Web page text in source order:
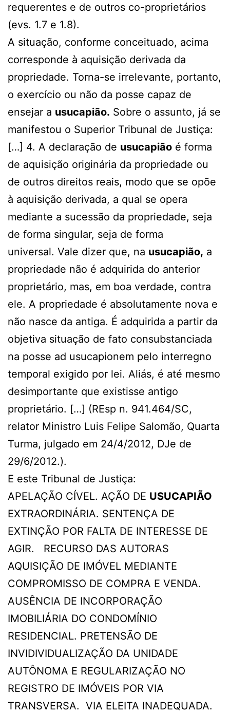
requerentes e de outros co-proprietários
(evs. 1.7 e 1.8).
A situação, conforme conceituado, acima
corresponde à aquisição derivada da
propriedade. Torna-se irrelevante, portanto,
o exercício ou não da posse capaz de
ensejar a usucapião. Sobre o assunto, já se
manifestou o Superior Tribunal de Justiça:
[…] 4. A declaração de usucapião é forma
de aquisição originária da propriedade ou
de outros direitos reais, modo que se opõe
à aquisição derivada, a qual se opera
mediante a sucessão da propriedade, seja
de forma singular, seja de forma
universal. Vale dizer que, na usucapião, a
propriedade não é adquirida do anterior
proprietário, mas, em boa verdade, contra
ele. A propriedade é absolutamente nova e
não nasce da antiga. É adquirida a partir da
objetiva situação de fato consubstanciada
na posse ad usucapionem pelo interregno
temporal exigido por lei. Aliás, é até mesmo
desimportante que existisse antigo
proprietário. […] (REsp n. 941.464/SC,
relator Ministro Luis Felipe Salomão, Quarta
Turma, julgado em 24/4/2012, DJe de
29/6/2012.).
E este Tribunal de Justiça:
APELAÇÃO CÍVEL. AÇÃO DE USUCAPIÃO
EXTRAORDINÁRIA. SENTENÇA DE
EXTINÇÃO POR FALTA DE INTERESSE DE
AGIR. RECURSO DAS AUTORAS
AQUISIÇÃO DE IMÓVEL MEDIANTE
COMPROMISSO DE COMPRA E VENDA.
AUSÊNCIA DE INCORPORAÇÃO
IMOBILIÁRIA DO CONDOMÍNIO
RESIDENCIAL. PRETENSÃO DE
INVIDIVIDUALIZAÇÃO DA UNIDADE
AUTÔNOMA E REGULARIZAÇÃO NO
REGISTRO DE IMÓVEIS POR VIA
TRANSVERSA. VIA ELEITA INADEQUADA.